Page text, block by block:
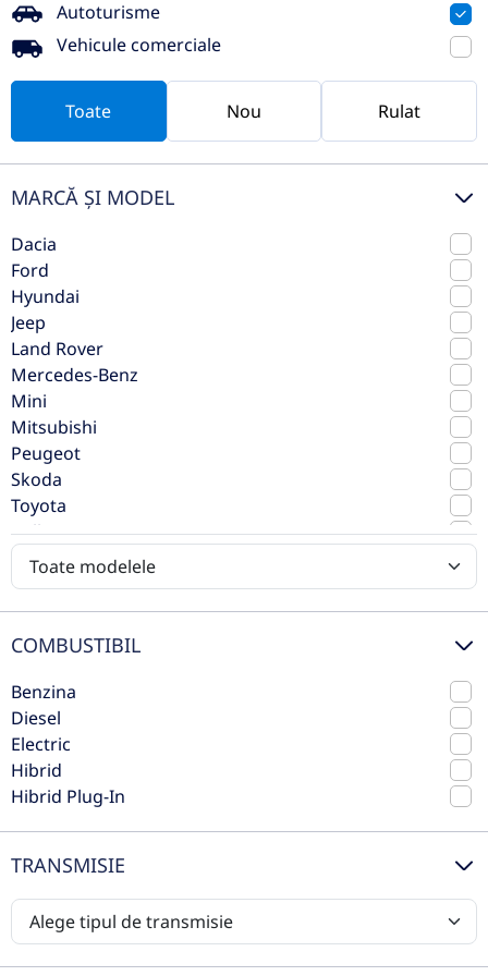
nou
Hyundai New Kona 1.6T-GDi 150CP
2WD PREMIUM+ N Line
2026
Benzina
Preț de listă30.129€
24.793€
Hyundai New Kona 1.6T-GDi 150CP
Autoturisme
Vehicule comerciale
Toate Nou Rulat
MARCĂ ȘI MODEL
Dacia
Ford
Hyundai
Jeep
Land Rover
Mercedes-Benz
Mini
Mitsubishi
Peugeot
Skoda
Toyota
Volkswagen
Volvo
COMBUSTIBIL
Benzina
Diesel
Electric
Hibrid
Hibrid Plug-In
TRANSMISIE